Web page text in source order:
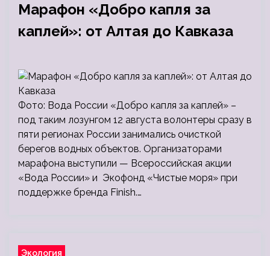
Марафон «Добро капля за
каплей»: от Алтая до Кавказа
Фото: Вода России «Добро капля за каплей» –
под таким лозунгом 12 августа волонтеры сразу в
пяти регионах России занимались очисткой
берегов водных объектов. Организаторами
марафона выступили — Всероссийская акции
«Вода России» и Экофонд «Чистые моря» при
поддержке бренда Finish.…
Экология